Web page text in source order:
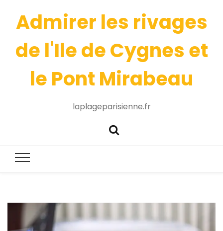
Admirer les rivages
de l'Ile de Cygnes et
le Pont Mirabeau
laplageparisienne.fr